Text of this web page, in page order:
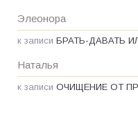
Элеонора
к записи БРАТЬ-ДАВАТЬ
Наталья
к записи ОЧИЩЕНИЕ ОТ